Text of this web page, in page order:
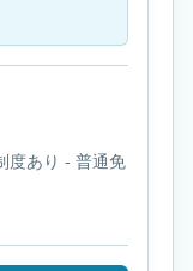
度あり - 普通免